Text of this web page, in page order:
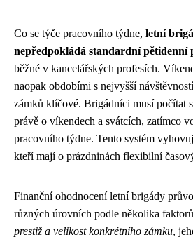
Co se týče pracovního týdne, letní
nepředpokládá standardní pětidenní
běžné v kancelářských profesích.
naopak obdobími s nejvyšší
zámků klíčové. Brigádníci musí počítat
právě o víkendech a svátcích, zatímco
pracovního týdne. Tento systém
kteří mají o prázdninách flexibilní
Finanční ohodnocení letní brigády
různých úrovních podle několika
prestiž a velikost konkrétního zámku,